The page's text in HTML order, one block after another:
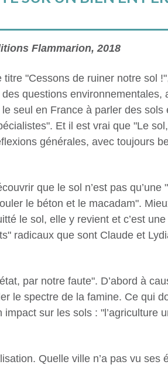
Flammarion, 2018
"Cessons de ruiner notre sol
questions
seul en France à parler des
Et il est vrai que "Le
générales, avec toujours
que le sol n’est pas
le béton et le macadam".
le sol, elle y revient et c’est
radicaux que sont Claude et
par notre faute". D’abord à
le spectre de la famine. Ce qui
sur les sols : "l’agriculture
Quelle ville n’a pas vu